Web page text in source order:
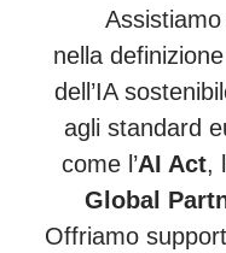
nella
dell’IA
agli standard
come l’AI Act,
Global
Offriamo